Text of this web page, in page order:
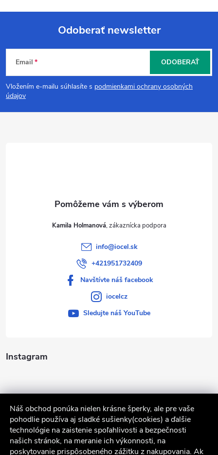
Náš obchod ponúka nielen krásne šperky, ale pre vaše
pohodlie používa aj sladké sušienky(cookies) a ďalšie
technológie na zaistenie spoľahlivosti a bezpečnosti
našich stránok, na meranie ich výkonnosti, na
poskytovanie prispôsobeného zážitku z nakupovania. Ak
Z
á
p
Odoberať newsletter
Email
Vložením e-mailu súhlasíte s podmienkami ochrany osobných
údajov
ODOBERAŤ
Instagram
Kamila Holmanová
info@iocel.sk
+421951732409
Navštívte náš facebook
iocelcz
Sledujte náš YouTube